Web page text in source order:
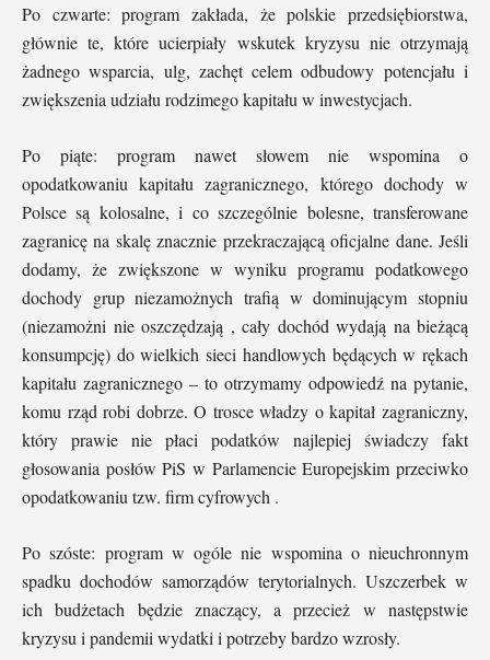
Po czwarte: program zakłada, że polskie przedsiębiorstwa,
głównie te, które ucierpiały wskutek kryzysu nie otrzymają
żadnego wsparcia, ulg, zachęt celem odbudowy potencjału i
zwiększenia udziału rodzimego kapitału w inwestycjach.
Po piąte: program nawet słowem nie wspomina o
opodatkowaniu kapitału zagranicznego, którego dochody w
Polsce są kolosalne, i co szczególnie bolesne, transferowane
zagranicę na skalę znacznie przekraczającą oficjalne dane. Jeśli
dodamy, że zwiększone w wyniku programu podatkowego
dochody grup niezamożnych trafią w dominującym stopniu
(niezamożni nie oszczędzają , cały dochód wydają na bieżącą
konsumpcję) do wielkich sieci handlowych będących w rękach
kapitału zagranicznego – to otrzymamy odpowiedź na pytanie,
komu rząd robi dobrze. O trosce władzy o kapitał zagraniczny,
który prawie nie płaci podatków najlepiej świadczy fakt
głosowania posłów PiS w Parlamencie Europejskim przeciwko
opodatkowaniu tzw. firm cyfrowych .
Po szóste: program w ogóle nie wspomina o nieuchronnym
spadku dochodów samorządów terytorialnych. Uszczerbek w
ich budżetach będzie znaczący, a przecież w następstwie
kryzysu i pandemii wydatki i potrzeby bardzo wzrosły.